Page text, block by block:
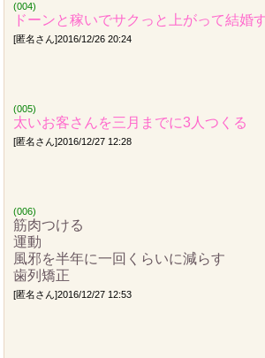
(004)
ドーンと稼いでサクっと上がって結婚
[匿名さん]2016/12/26 20:24
(005)
太いお客さんを三月までに3人つくる
[匿名さん]2016/12/27 12:28
(006)
筋肉つける
運動
風邪を半年に一回くらいに減らす
歯列矯正
[匿名さん]2016/12/27 12:53